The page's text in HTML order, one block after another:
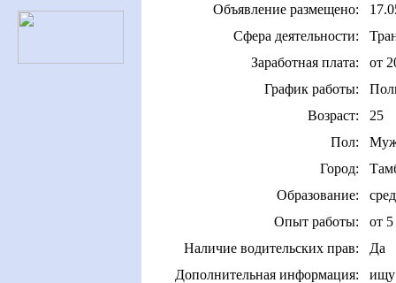
Объявление размещено:
Сфера деятельности:
Заработная плата:
от
График работы:
Возраст:
25
Пол:
Город:
Образование:
Опыт работы:
от
Наличие водительских прав:
Да
Дополнительная информация:
ищу